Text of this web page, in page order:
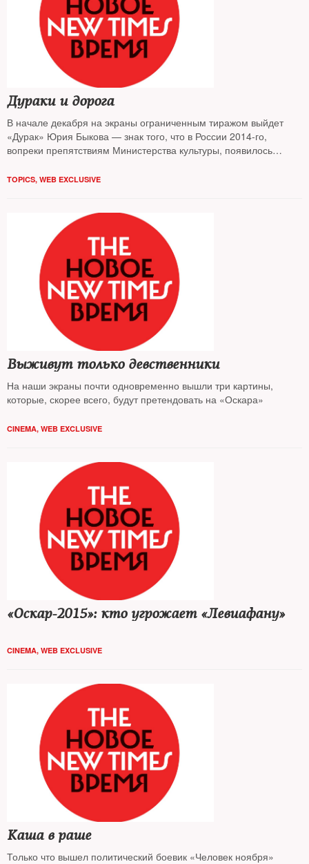
Дураки и дорога
В начале декабря на экраны ограниченным тиражом выйдет
«Дурак» Юрия Быкова — знак того, что в России 2014-го,
вопреки препятствиям Министерства культуры, появилось
TOPICS, WEB EXCLUSIVE
Выживут только девственники
На наши экраны почти одновременно вышли три картины,
которые, скорее всего, будут претендовать на «Оскара»
CINEMA, WEB EXCLUSIVE
«Оскар-2015»: кто угрожает «Левиафану»
CINEMA, WEB EXCLUSIVE
Каша в раше
Только что вышел политический боевик «Человек ноября»